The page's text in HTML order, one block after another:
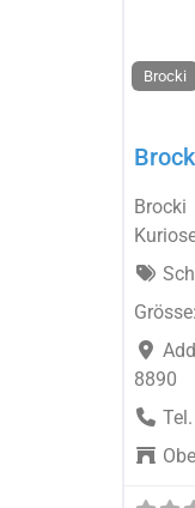
Brocki
Grösse:
8890